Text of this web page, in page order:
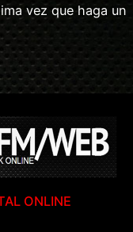
vez que haga un
ONLINE